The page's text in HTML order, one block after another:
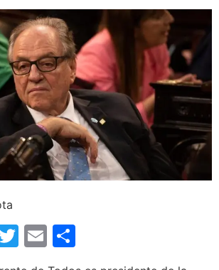
Twitter
Email